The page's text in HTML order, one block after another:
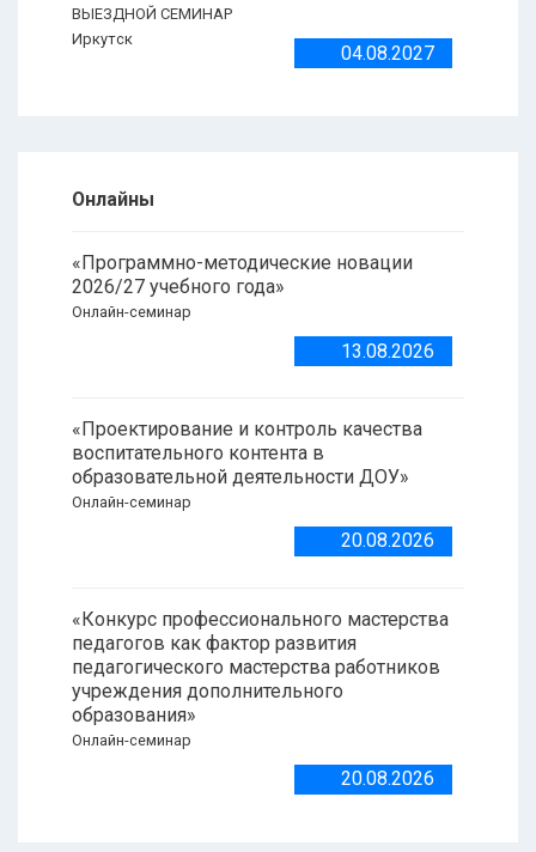
ВЫЕЗДНОЙ СЕМИНАР
Иркутск
04.08.2027
Онлайны
«Программно-методические новации
2026/27 учебного года»
Онлайн-семинар
13.08.2026
«Проектирование и контроль качества
воспитательного контента в
образовательной деятельности ДОУ»
Онлайн-семинар
20.08.2026
«Конкурс профессионального мастерства
педагогов как фактор развития
педагогического мастерства работников
учреждения дополнительного
образования»
Онлайн-семинар
20.08.2026